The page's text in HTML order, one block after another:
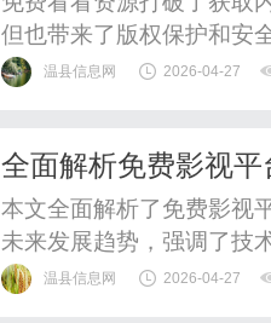
但也带来了版权保护和安
温县信息网 2026-04-27
全面解析免费影视
本文全面解析了免费影视
未来发展趋势，强调了技
要性。温县信息网 2026-04-27